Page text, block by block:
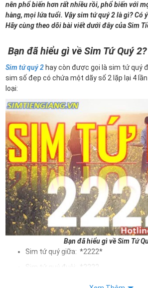
nên phổ biến hơn rất nhiều rồi, phổ biến với
hàng, mọi lứa tuổi. Vậy sim tứ quý 2 là gì? Có
Hãy cùng theo dõi bài viết dưới đây của Sim
Bạn đã hiểu gì về Sim Tứ Quý 2?
Sim tứ quý 2 hay còn được gọi là sim tứ quý
sim số đẹp có chứa một dãy số 2 lặp lại 4
loại:
Bạn đã hiểu gì về Sim Tứ
Sim tứ quý giữa: *2222*
Sim tứ quý đuôi: *2222